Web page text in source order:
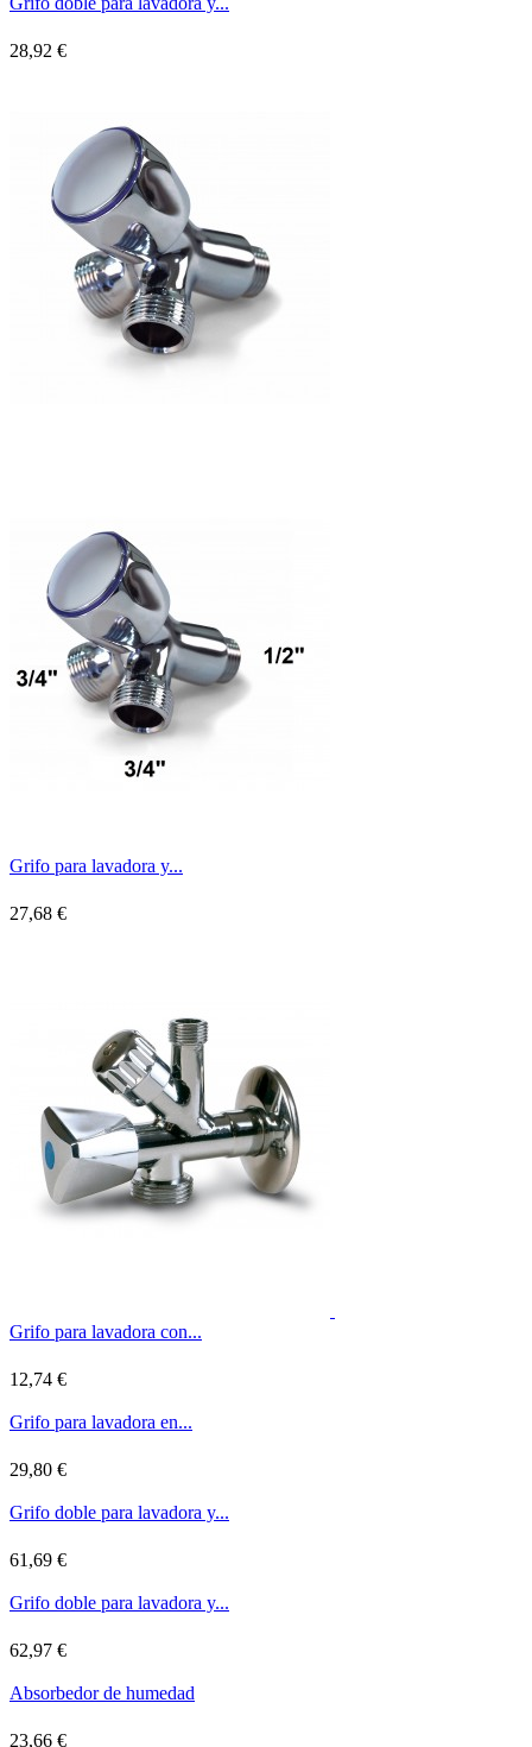
28,92 €
Grifo para lavadora y...
27,68 €
Grifo para lavadora con...
12,74 €
Grifo para lavadora en...
29,80 €
Grifo doble para lavadora y...
61,69 €
Grifo doble para lavadora y...
62,97 €
Absorbedor de humedad
23,66 €